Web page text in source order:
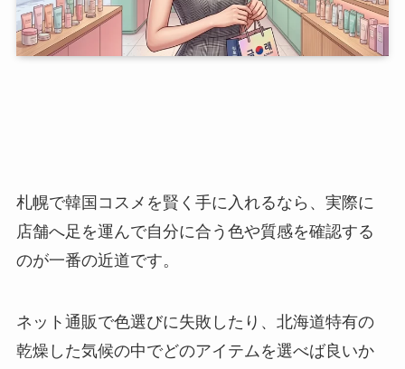
札幌で韓国コスメを賢く手に入れるなら、実際に
店舗へ足を運んで自分に合う色や質感を確認する
のが一番の近道です。
ネット通販で色選びに失敗したり、北海道特有の
乾燥した気候の中でどのアイテムを選べば良いか